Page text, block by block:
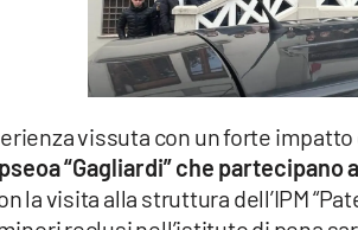
vissuta con un forte
“Gagliardi” che partecipano
la visita alla struttura dell’IPM